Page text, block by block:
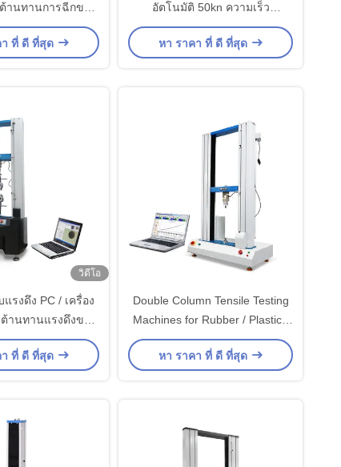
านทานการฉีกขาด
ามต้านทานแรงดึง
ที่ ดี ที่สุด
อัตโนมัติ 50kn ความเร็ว
0.1~300mm/Min
หา ราคา ที่ ดี ที่สุด
วิดีโอ
รงดึง PC / เครื่อง
านทานแรงดึงของ
ยาง
ที่ ดี ที่สุด
Double Column Tensile Testing
Machines for Rubber / Plastic /
Fabric Strength Testing
หา ราคา ที่ ดี ที่สุด